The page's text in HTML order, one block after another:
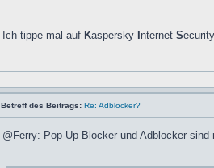
Ich tippe mal auf Kaspersky nternet Security
Betreff des Beitrags: Re: Adblocker?
@Ferry: Pop-Up Blocker und Adblocker